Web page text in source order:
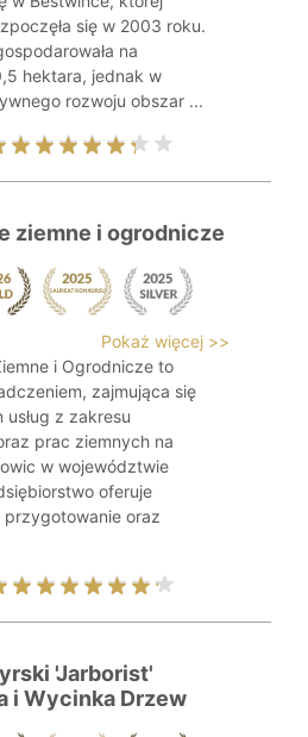
się w 2003 roku.
na
hektara, jednak w
rozwoju obszar ...
ziemne i ogrodnicze
Pokaż więcej >>
i Ogrodnicze to
zajmująca się
usług z zakresu
prac ziemnych na
w województwie
oferuje
przygotowanie oraz
'Jarborist'
i Wycinka Drzew